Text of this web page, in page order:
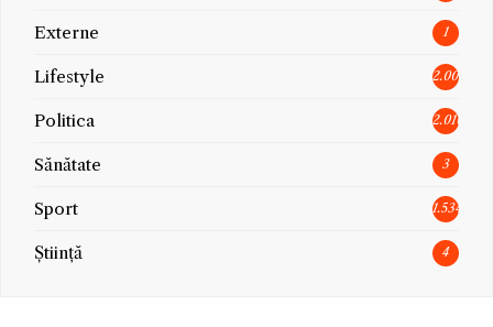
Externe 1
Lifestyle 2.005
Politica 2.010
Sănătate 3
Sport 1.534
Știință 4